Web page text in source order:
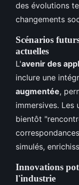
des évolutions
changements
Scénarios
actuelles
L'avenir des
inclure une
augmentée,
immersives.
bientôt
simulés,
Innovations
l'industrie